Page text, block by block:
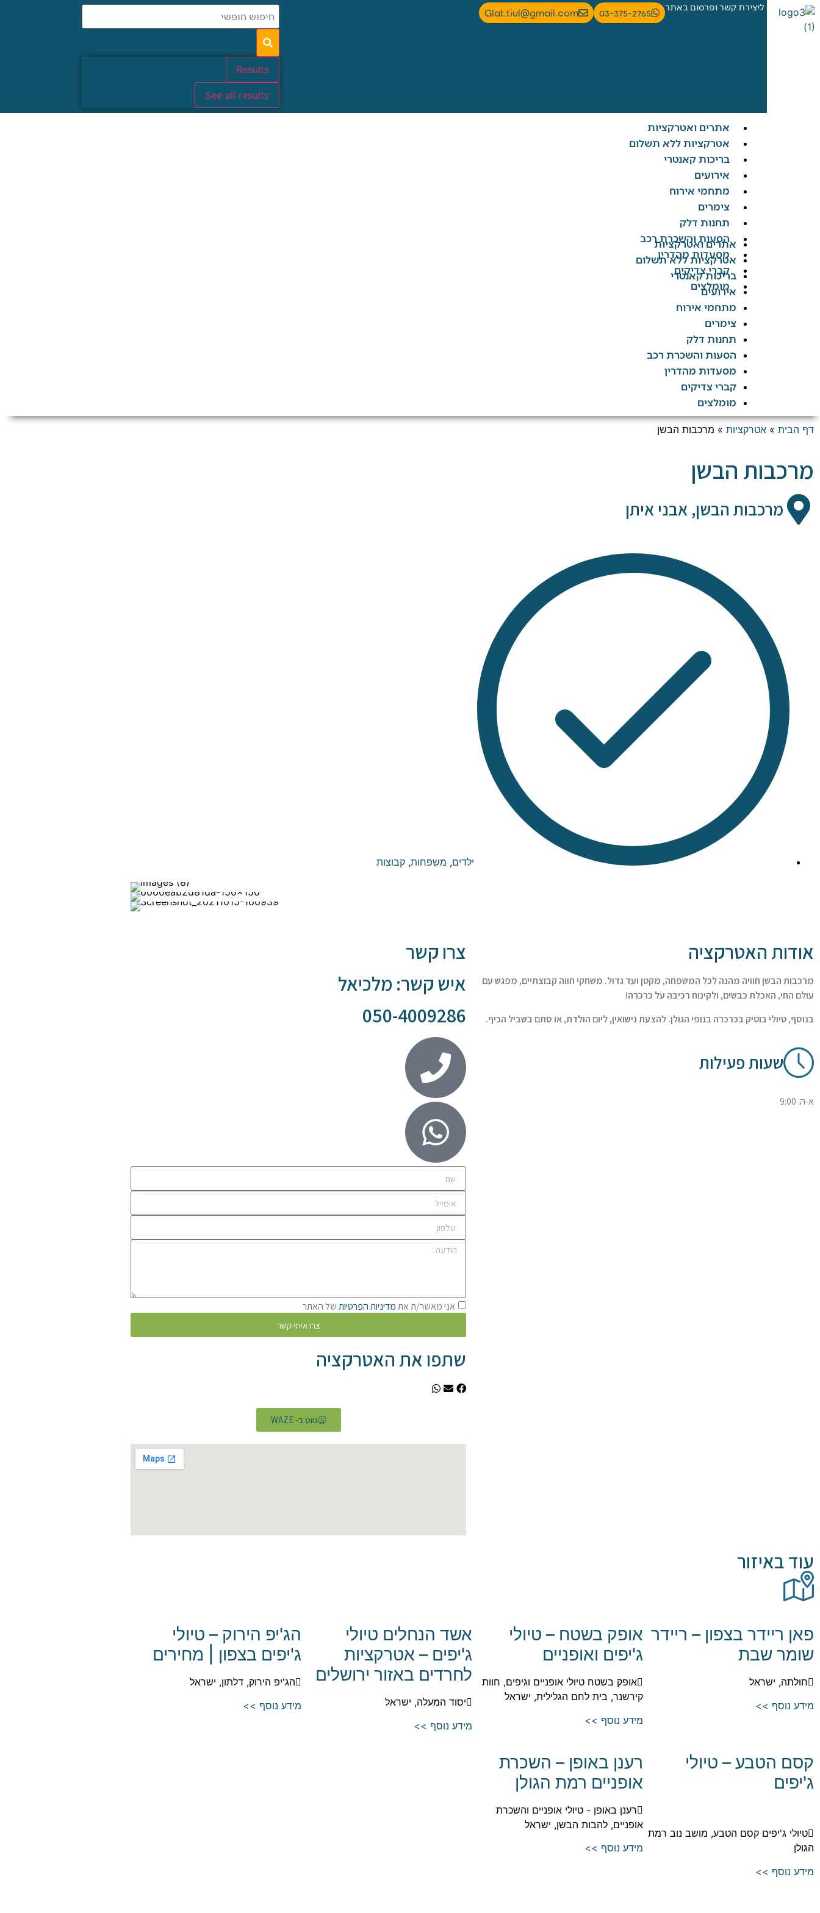
ליצירת קשר ופרסום באתר 03-375-2765
Glat.tiul@gmail.com
Results
See all results
אתרים ואטרקציות
אטרקציות ללא תשלום
בריכות קאנטרי
אירועים
מתחמי אירוח
צימרים
תחנות דלק
הסעות והשכרת רכב
מסעדות מהדרין
קברי צדיקים
מומלצים
אתרים ואטרקציות
אטרקציות ללא תשלום
בריכות קאנטרי
אירועים
מתחמי אירוח
צימרים
תחנות דלק
הסעות והשכרת רכב
מסעדות מהדרין
קברי צדיקים
מומלצים
דף הבית » אטרקציות » מרכבות הבשן
מרכבות הבשן
מרכבות הבשן, אבני איתן
ילדים, משפחות, קבוצות
אודות האטרקציה
מרכבות הבשן חוויה מהנה לכל המשפחה, מקטן ועד גדול. משחקי חווה קבוצתיים, מפגש עם
עולם החי, האכלת כבשים, ולקינוח רכיבה על כרכרה!
בנוסף, טיולי בוטיק בכרכרה בנופי הגולן. להצעת נישואין, ליום הולדת, או סתם בשביל הכיף.
שעות פעילות
א-ה: 9:00
צרו קשר
איש קשר: מלכיאל
050-4009286
אני מאשר/ת אתמדיניות הפרטיותשל האתר
צרו איתי קשר
שתפו את האטרקציה
נווט ב- WAZE
עוד באיזור
פאן ריידר בצפון – ריידר
שומר שבת
חולתה, ישראל
מידע נוסף >>
אופק בשטח – טיולי
ג'יפים ואופניים
אופק בשטח טיולי אופניים וגיפים, חוות
קירשנר, בית לחם הגלילית, ישראל
מידע נוסף >>
אשד הנחלים טיולי
ג'יפים – אטרקציות
לחרדים באזור ירושלים
יסוד המעלה, ישראל
מידע נוסף >>
הג'יפ הירוק – טיולי
ג'יפים בצפון | מחירים
הג'יפ הירוק, דלתון, ישראל
מידע נוסף >>
קסם הטבע – טיולי
ג'יפים
טיולי ג'יפים קסם הטבע, מושב נוב רמת
הגולן
מידע נוסף >>
רענן באופן – השכרת
אופניים רמת הגולן
רענן באופן - טיולי אופניים והשכרת
אופניים, להבות הבשן, ישראל
מידע נוסף >>